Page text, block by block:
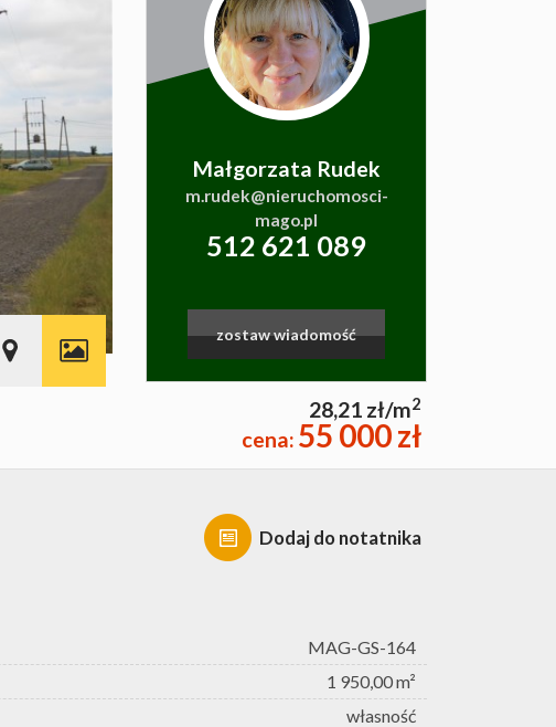
OpenStreetMap contributors
Małgorzata Rudek
m.rudek@nieruchomosci-
mago.pl
512 621 089
zostaw wiadomość
28,21 zł/m2
cena: 55 000 zł
Dodaj do notatnika
MAG-GS-164
1 950,00 m²
własność